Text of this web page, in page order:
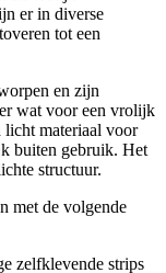
er in diverse
tot een
en zijn
wat voor een vrolijk
licht materiaal voor
buiten gebruik. Het
structuur.
met de volgende
strips